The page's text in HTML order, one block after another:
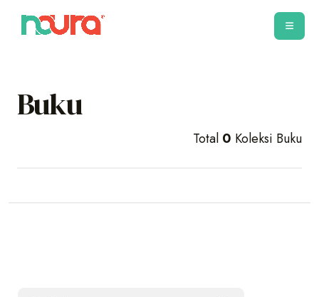
Buku
Total 0 Koleksi Buku